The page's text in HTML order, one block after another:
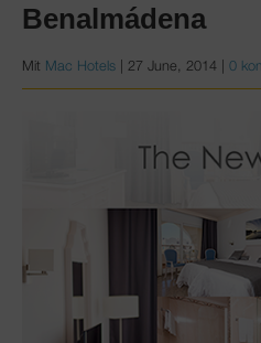
Benalmádena
Mit Mac Hotels 27 June, 2014 0